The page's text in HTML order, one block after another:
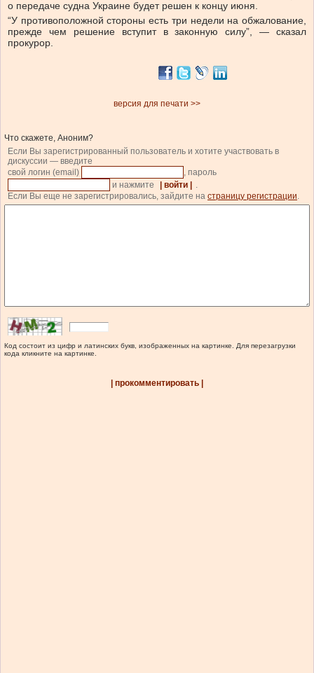
о передаче судна Украине будет решен к концу июня.
“У противоположной стороны есть три недели на обжалование,
прежде чем решение вступит в законную силу”, — сказал
прокурор.
версия для печати >>
Что скажете, Аноним?
Если Вы зарегистрированный пользователь и хотите участвовать в
дискуссии — введите
свой логин (email)
, пароль
и нажмите
| войти |
.
Если Вы еще не зарегистрировались, зайдите на страницу регистрации.
Код состоит из цифр и латинских букв, изображенных на картинке. Для перезагрузки
кода кликните на картинке.
| прокомментировать |